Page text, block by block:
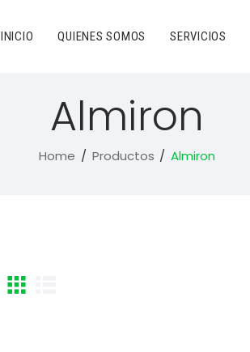
INICIO QUIENES SOMOS SERVICIOS
Almiron
Home Productos Almiron